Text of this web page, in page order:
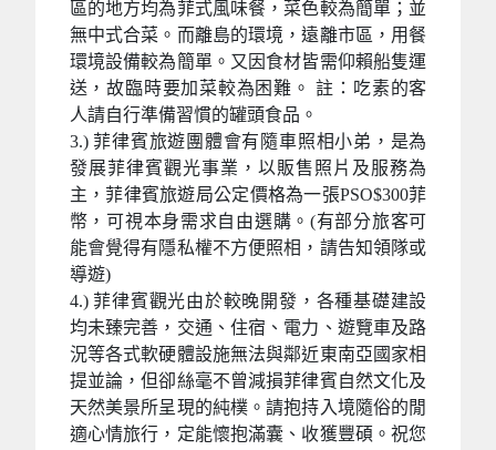
區的地方均為菲式風味餐，菜色較為簡單；並
無中式合菜。而離島的環境，遠離市區，用餐
環境設備較為簡單。又因食材皆需仰賴船隻運
送，故臨時要加菜較為困難。 註：吃素的客
人請自行準備習慣的罐頭食品。
3.) 菲律賓旅遊團體會有隨車照相小弟，是為
發展菲律賓觀光事業，以販售照片及服務為
主，菲律賓旅遊局公定價格為一張PSO$300菲
幣，可視本身需求自由選購。(有部分旅客可
能會覺得有隱私權不方便照相，請告知領隊或
導遊)
4.) 菲律賓觀光由於較晚開發，各種基礎建設
均未臻完善，交通、住宿、電力、遊覽車及路
況等各式軟硬體設施無法與鄰近東南亞國家相
提並論，但卻絲毫不曾減損菲律賓自然文化及
天然美景所呈現的純樸。請抱持入境隨俗的閒
適心情旅行，定能懷抱滿囊、收獲豐碩。祝您